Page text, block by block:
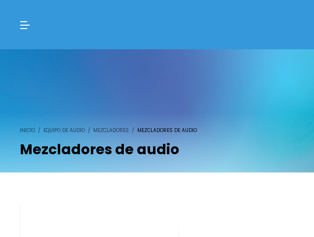
INICIO / EQUIPO DE AUDIO / MEZCLADORES / MEZCLADORES DE AUDIO
Mezcladores de audio